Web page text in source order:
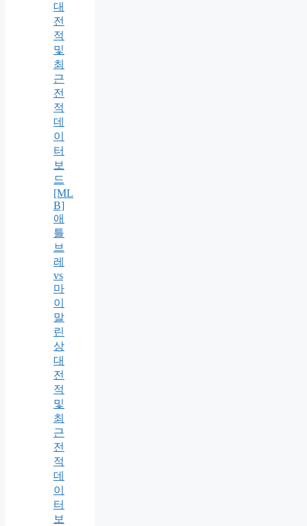
대
전
적
및
최
근
전
적
데
이
터
보
드
[ML
B]
애
틀
브
레
vs
마
이
말
린
상
대
전
적
및
최
근
전
적
데
이
터
보